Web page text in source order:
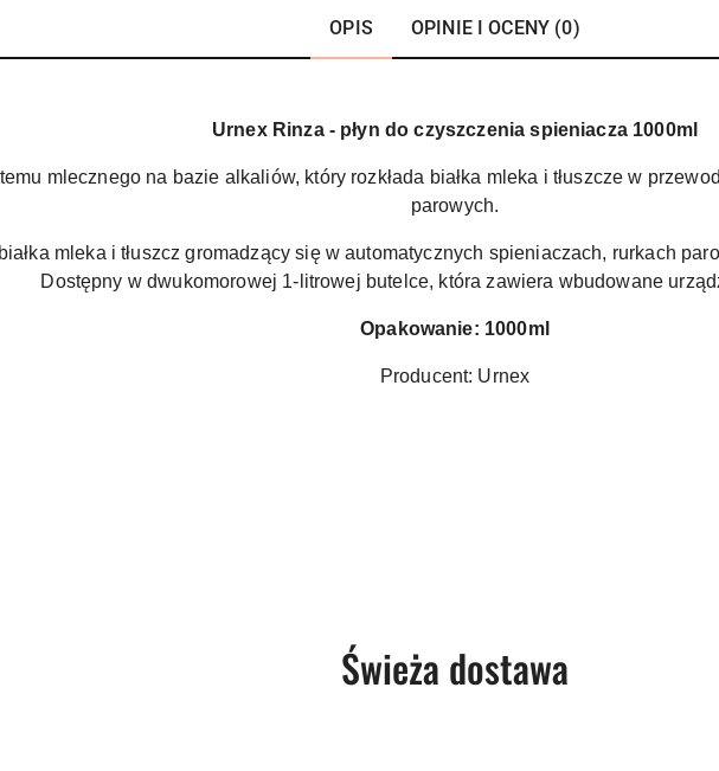
OPIS OPINIE I OCENY (0)
Urnex Rinza - płyn do czyszczenia spieniacza 1000ml
mlecznego na bazie alkaliów, który rozkłada białka mleka i tłuszcze w
parowych.
mleka i tłuszcz gromadzący się w automatycznych spieniaczach, rurkach
Dostępny w dwukomorowej 1-litrowej butelce, która zawiera wbudowane
Opakowanie: 1000ml
Producent: Urnex
Produkty
Świeża dostawa